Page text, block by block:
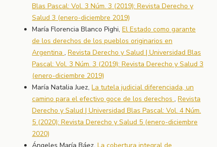
Blas Pascal: Vol. 3 Núm. 3 (2019): Revista Derecho y
Salud 3 (enero-diciembre 2019)
María Florencia Blanco Pighi, El Estado como garante
de los derechos de los pueblos originarios en
Argentina , Revista Derecho y Salud | Universidad Blas
Pascal: Vol. 3 Núm. 3 (2019): Revista Derecho y Salud 3
(enero-diciembre 2019)
María Natalia Juez, La tutela judicial diferenciada, un
camino para el efectivo goce de los derechos , Revista
Derecho y Salud | Universidad Blas Pascal: Vol. 4 Núm.
5 (2020): Revista Derecho y Salud 5 (enero-diciembre
2020)